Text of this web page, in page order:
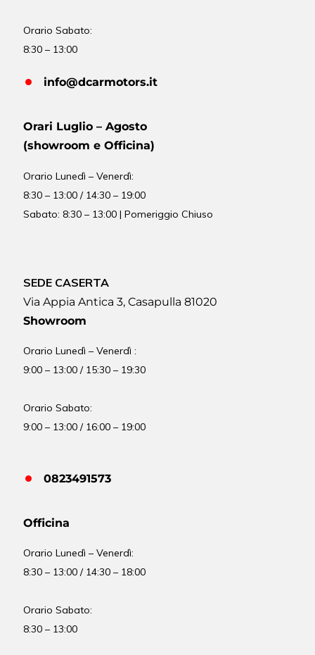
Orario Sabato:
8:30 – 13:00
info@dcarmotors.it
Orari Luglio – Agosto
(showroom e Officina)
OrarioLunedì – Venerdì:
8:30 – 13:00 / 14:30 – 19:00
Sabato: 8:30 – 13:00 | Pomeriggio Chiuso
SEDE CASERTA
Via Appia Antica 3, Casapulla 81020
Showroom
Orario Lunedì – Venerdì :
9:00 – 13:00 / 15:30 – 19:30
Orario Sabato:
9:00 – 13:00 / 16:00 – 19:00
0823491573
Officina
OrarioLunedì – Venerdì:
8:30 – 13:00 / 14:30 – 18:00
Orario Sabato:
8:30 – 13:00